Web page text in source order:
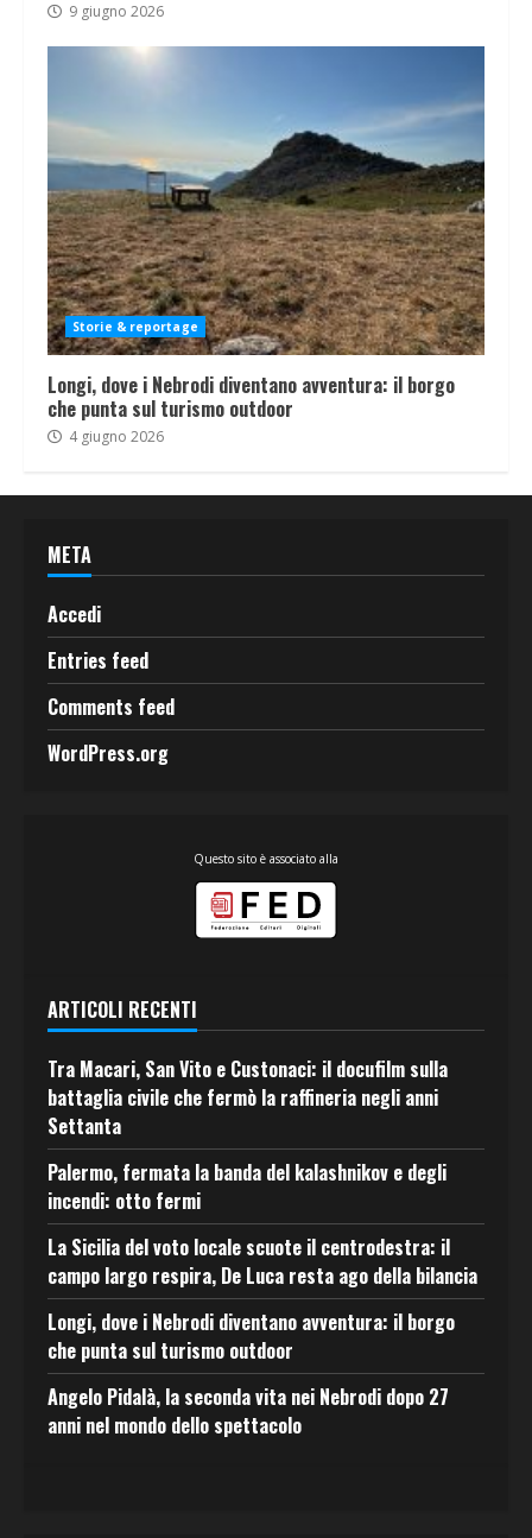
9 giugno 2026
Storie & reportage
Longi, dove i Nebrodi diventano avventura: il borgo
che punta sul turismo outdoor
4 giugno 2026
META
Accedi
Entries feed
Comments feed
WordPress.org
Questo sito è associato alla
ARTICOLI RECENTI
Tra Macari, San Vito e Custonaci: il docufilm sulla
battaglia civile che fermò la raffineria negli anni
Settanta
Palermo, fermata la banda del kalashnikov e degli
incendi: otto fermi
La Sicilia del voto locale scuote il centrodestra: il
campo largo respira, De Luca resta ago della bilancia
Longi, dove i Nebrodi diventano avventura: il borgo
che punta sul turismo outdoor
Angelo Pidalà, la seconda vita nei Nebrodi dopo 27
anni nel mondo dello spettacolo